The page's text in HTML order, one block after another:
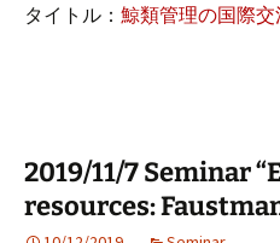
タイトル： 鯨類管理の国際
2019/11/7 Seminar
resources: